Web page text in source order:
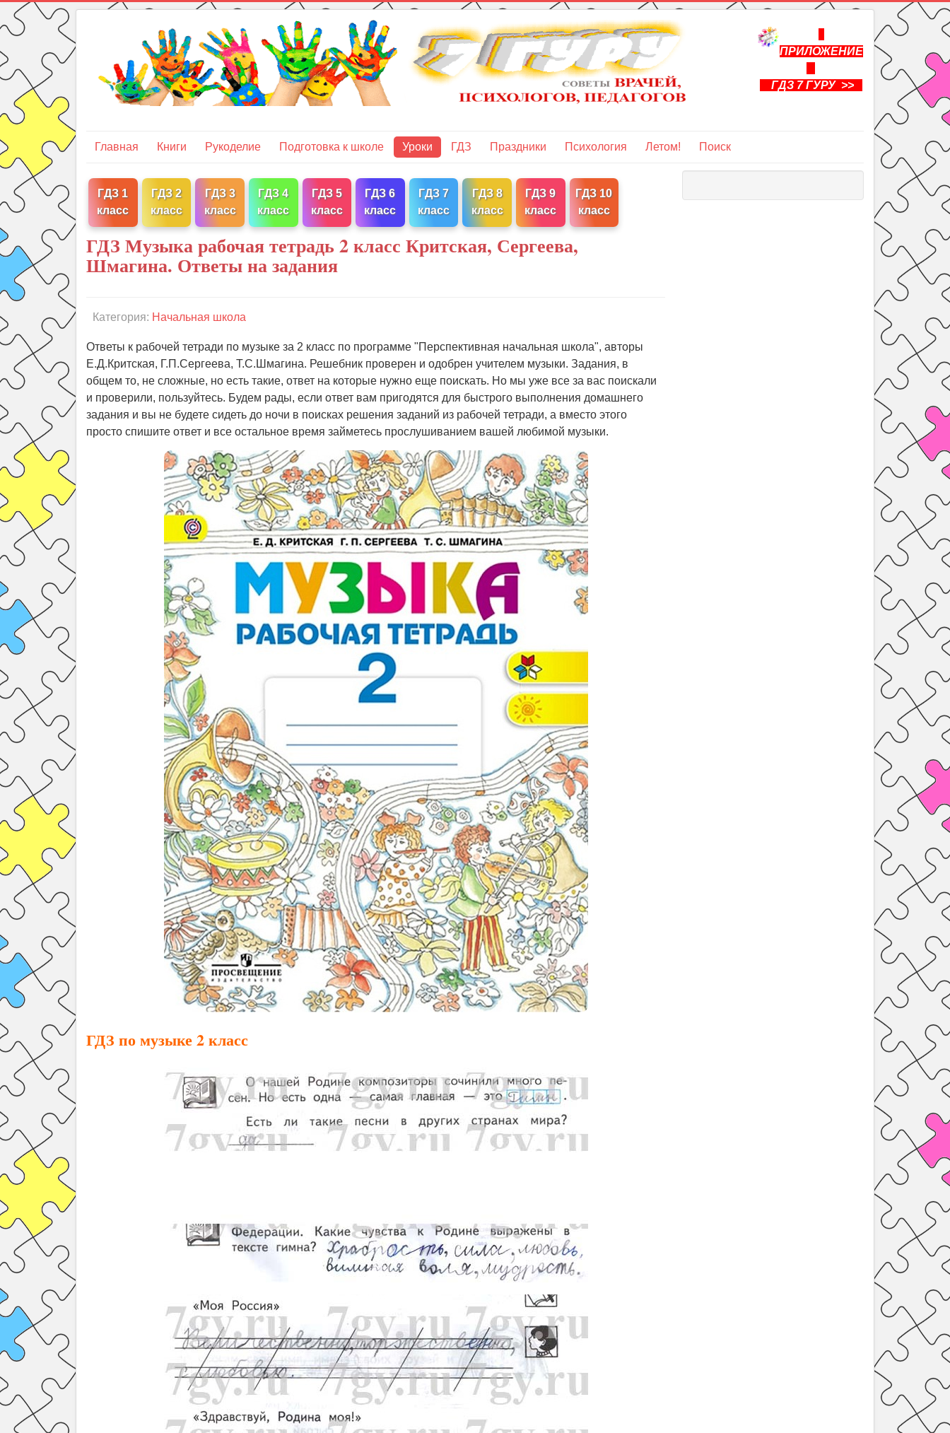
ПРИЛОЖЕНИЕ
ГДЗ 7 ГУРУ >>
Главная Книги Рукоделие Подготовка к школе Уроки ГДЗ Праздники Психология Летом! Поиск
ГДЗ 1
класс
ГДЗ 2
класс
ГДЗ 3
класс
ГДЗ 4
класс
ГДЗ 5
класс
ГДЗ 6
класс
ГДЗ 7
класс
ГДЗ 8
класс
ГДЗ 9
класс
ГДЗ 10
класс
ГДЗ Музыка рабочая тетрадь 2 класс Критская, Сергеева,
Шмагина. Ответы на задания
Категория: Начальная школа
Ответы к рабочей тетради по музыке за 2 класс по программе "Перспективная начальная школа", авторы
Е.Д.Критская, Г.П.Сергеева, Т.С.Шмагина. Решебник проверен и одобрен учителем музыки. Задания, в
общем то, не сложные, но есть такие, ответ на которые нужно еще поискать. Но мы уже все за вас поискали
и проверили, пользуйтесь. Будем рады, если ответ вам пригодятся для быстрого выполнения домашнего
задания и вы не будете сидеть до ночи в поисках решения заданий из рабочей тетради, а вместо этого
просто спишите ответ и все остальное время займетесь прослушиванием вашей любимой музыки.
ГДЗ по музыке 2 класс